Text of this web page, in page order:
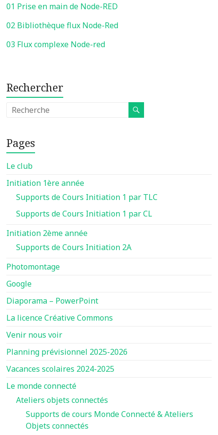
01 Prise en main de Node-RED
02 Bibliothèque flux Node-Red
03 Flux complexe Node-red
Rechercher
Pages
Le club
Initiation 1ère année
Supports de Cours Initiation 1 par TLC
Supports de Cours Initiation 1 par CL
Initiation 2ème année
Supports de Cours Initiation 2A
Photomontage
Google
Diaporama – PowerPoint
La licence Créative Commons
Venir nous voir
Planning prévisionnel 2025-2026
Vacances scolaires 2024-2025
Le monde connecté
Ateliers objets connectés
Supports de cours Monde Connecté & Ateliers
Objets connectés